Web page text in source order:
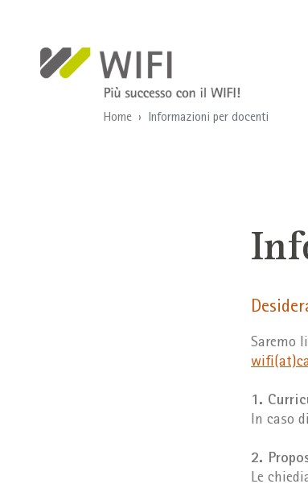
Home Informazioni per docenti
Saremo
1.
In caso
2.
Le